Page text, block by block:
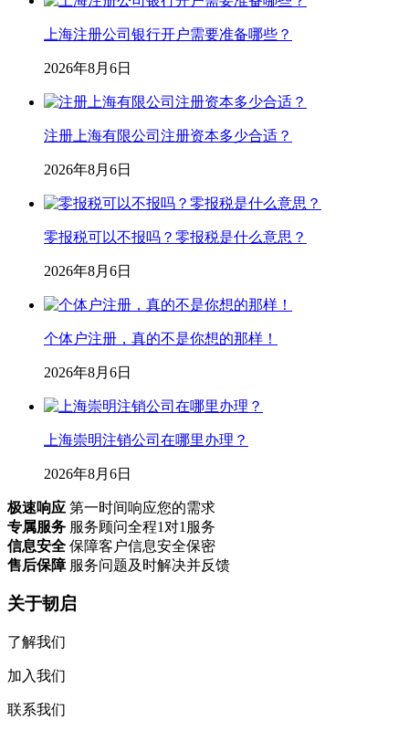
上海注册公司银行开户需要准备哪些？
2026年8月6日
注册上海有限公司注册资本多少合适？
2026年8月6日
零报税可以不报吗？零报税是什么意思？
2026年8月6日
个体户注册，真的不是你想的那样！
2026年8月6日
上海崇明注销公司在哪里办理？
2026年8月6日
极速响应 第一时间响应您的需求
专属服务 服务顾问全程1对1服务
信息安全 保障客户信息安全保密
售后保障 服务问题及时解决并反馈
关于韧启
了解我们
加入我们
联系我们